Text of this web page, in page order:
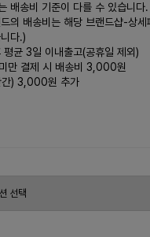
배송비 기준이 다를 수 있습니다.
의 배송비는 해당 브랜드샵-상세
다.)
평균 3일 이내출고(공휴일 제외)
만 결제 시 배송비 3,000원
간) 3,000원 추가